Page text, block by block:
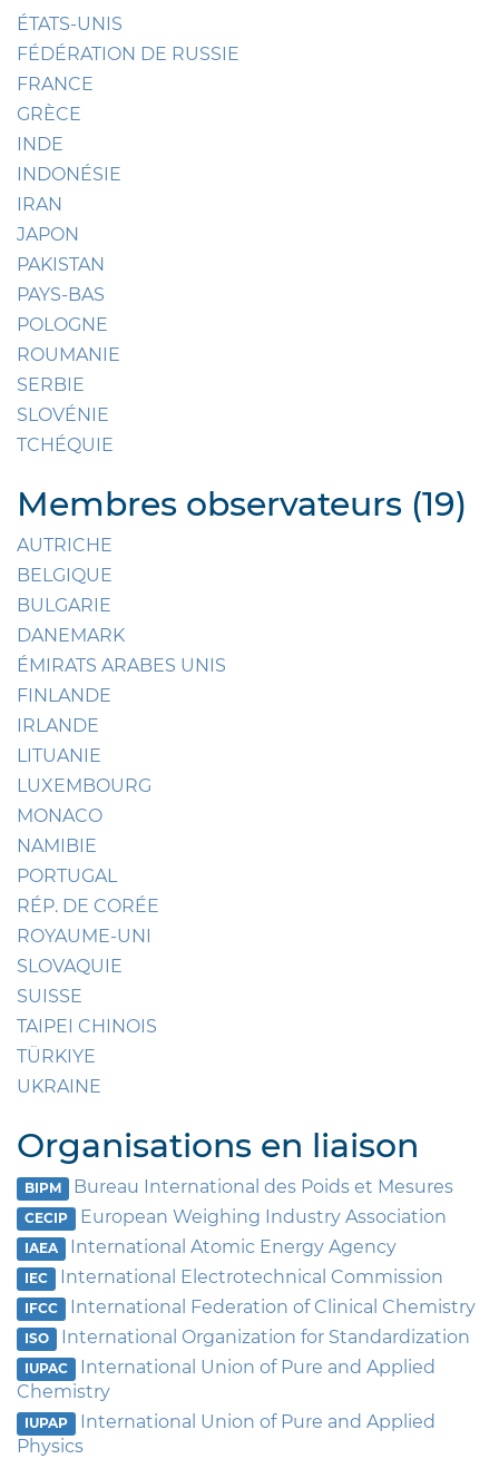
ÉTATS-UNIS
FÉDÉRATION DE RUSSIE
FRANCE
GRÈCE
INDE
INDONÉSIE
IRAN
JAPON
PAKISTAN
PAYS-BAS
POLOGNE
ROUMANIE
SERBIE
SLOVÉNIE
TCHÉQUIE
Membres observateurs (19)
AUTRICHE
BELGIQUE
BULGARIE
DANEMARK
ÉMIRATS ARABES UNIS
FINLANDE
IRLANDE
LITUANIE
LUXEMBOURG
MONACO
NAMIBIE
PORTUGAL
RÉP. DE CORÉE
ROYAUME-UNI
SLOVAQUIE
SUISSE
TAIPEI CHINOIS
TÜRKIYE
UKRAINE
Organisations en liaison
BIPM Bureau International des Poids et Mesures
CECIP European Weighing Industry Association
IAEA International Atomic Energy Agency
IEC International Electrotechnical Commission
IFCC International Federation of Clinical Chemistry
ISO International Organization for Standardization
IUPAC
International Union of Pure and Applied
Chemistry
IUPAP
International Union of Pure and Applied
Physics